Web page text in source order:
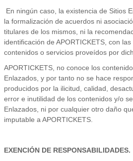
En ningún caso, la existencia de Sitios
la formalización de acuerdos ni
titulares de los mismos, ni la
identificación de APORTICKETS, con
contenidos o servicios proveídos por
APORTICKETS, no conoce los
Enlazados, y por tanto no se hace
producidos por la ilicitud, calidad,
error e inutilidad de los contenidos y/o
Enlazados, ni por cualquier otro daño
imputable a APORTICKETS.
EXENCIÓN DE RESPONSABILIDADES.